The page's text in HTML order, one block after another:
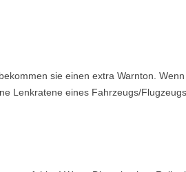
sie einen extra Warnton.
Lenkratene eines Fahrzeugs/